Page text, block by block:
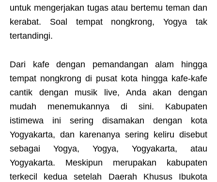
untuk mengerjakan tugas atau bertemu teman dan
kerabat. Soal tempat nongkrong, Yogya tak
tertandingi.
Dari kafe dengan pemandangan alam hingga
tempat nongkrong di pusat kota hingga kafe-kafe
cantik dengan musik live, Anda akan dengan
mudah menemukannya di sini. Kabupaten
istimewa ini sering disamakan dengan kota
Yogyakarta, dan karenanya sering keliru disebut
sebagai Yogya, Yogya, Yogyakarta, atau
Yogyakarta. Meskipun merupakan kabupaten
terkecil kedua setelah Daerah Khusus Ibukota